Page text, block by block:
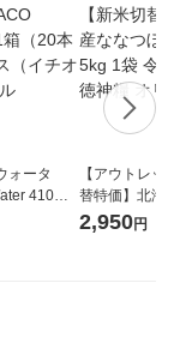
ォータ
410ml
ルレス
ジナル
【アウトレッ
替特価】北海
し 精白米 5kg
米 木徳神糧 オ
2,950円